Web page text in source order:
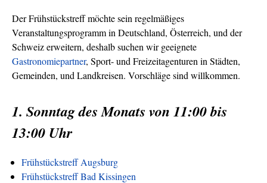
Der Frühstückstreff möchte sein regelmäßiges
Veranstaltungsprogramm in Deutschland, Österreich, und der
Schweiz erweitern, deshalb suchen wir geeignete
Gastronomiepartner, Sport- und Freizeitagenturen in Städten,
Gemeinden, und Landkreisen. Vorschläge sind willkommen.
1. Sonntag des Monats von 11:00 bis
13:00 Uhr
Frühstückstreff Augsburg
Frühstückstreff Bad Kissingen